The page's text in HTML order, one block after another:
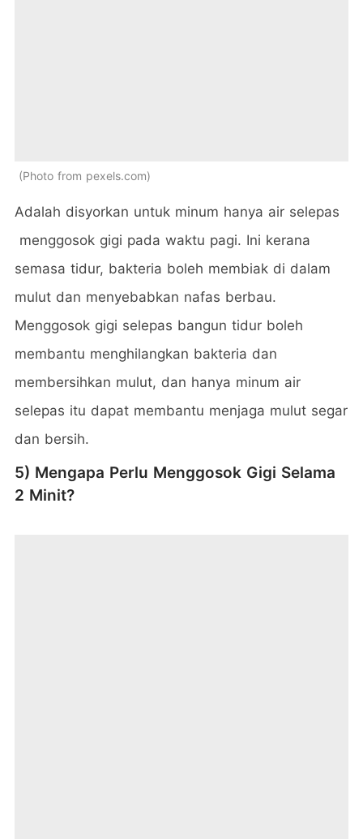
Photo from pexels.com
Adalah disyorkan untuk minum hanya air selepas
menggosok gigi pada waktu pagi. Ini kerana
semasa tidur, bakteria boleh membiak di dalam
mulut dan menyebabkan nafas berbau.
Menggosok gigi selepas bangun tidur boleh
membantu menghilangkan bakteria dan
membersihkan mulut, dan hanya minum air
selepas itu dapat membantu menjaga mulut segar
dan bersih.
5) Mengapa Perlu Menggosok Gigi Selama
2 Minit?